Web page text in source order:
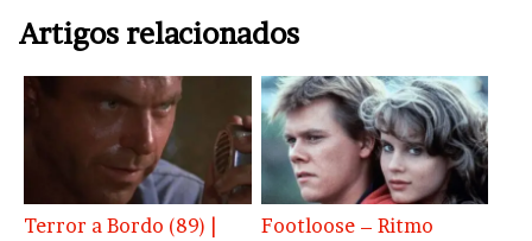
Artigos relacionados
Terror a Bordo (89) |
Footloose – Ritmo